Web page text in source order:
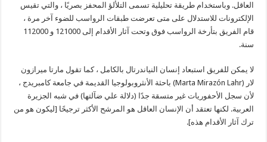
العاقل. وباستخدام طريقة تحليلية تسمى التلألؤ المحفز بصريًا ، والتي تقيس
الإلكترونات للاستدلال على متى تعرضت طبقات الرواسب للضوء آخر مرة ،
قام الفريق بتأرخة الرواسب فوق وتحت آثار الأقدام إلى 121000 و 112000
سنة.
لا يمكن للفريق استبعاد إنسان النياندرتال بالكامل ، كما تقول مارتا ميرازون
لار (Marta Mirazón Lahr) باحثة الأنثروبولوجيا القديمة في جامعة كامبريدج ،
لأن سجل الأحفوريات غير متسقة جدًا (دلالة علي ضآلتها) في شبه الجزيرة
العربية. لكنها تعتقد أن الإنسان العاقل هو المرشح الأكثر ترجيحًا [ليكون هو من
ترك آثار الأقدام هذه].